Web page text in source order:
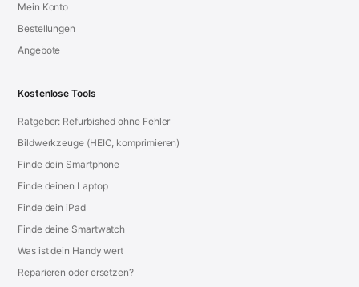
Mein Konto
Bestellungen
Angebote
Kostenlose Tools
Ratgeber: Refurbished ohne Fehler
Bildwerkzeuge (HEIC, komprimieren)
Finde dein Smartphone
Finde deinen Laptop
Finde dein iPad
Finde deine Smartwatch
Was ist dein Handy wert
Reparieren oder ersetzen?